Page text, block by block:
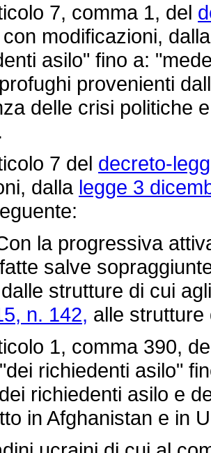
7, comma 1, del
modificazioni,
asilo" fino a:
provenienti
delle crisi politiche
7 del decreto-
dalla legge 3
la progressiva
salve
strutture di cui
n. 142, alle strutture
1, comma 390,
richiedenti asilo"
richiedenti asilo e
in Afghanistan e in